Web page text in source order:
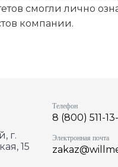
смогли лично
компании.
г.
15
Телефон
8 (800) 511-
Электронная почта